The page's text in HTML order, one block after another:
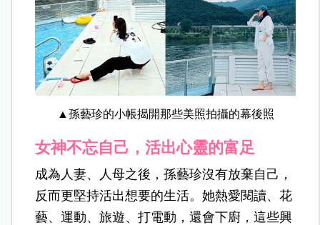
▲孫藝珍的小帳揭開那些美照拍攝的幕後照
女神不忘自己，活出心靈的富足
成為人妻、人母之後，孫藝珍沒有放棄自己，
反而更堅持活出想要的生活。她熱愛閱讀、花
藝、運動、旅遊、打電動，還會下廚，這些興